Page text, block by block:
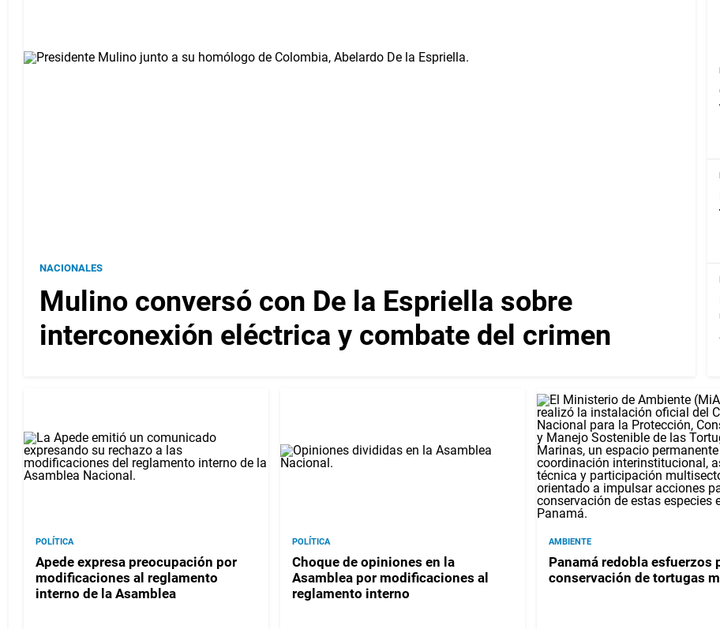
NACIONALES
Mulino conversó con De la Espriella sobre
interconexión eléctrica y combate del crimen
POLÍTICA
Apede expresa preocupación por
modificaciones al reglamento
interno de la Asamblea
POLÍTICA
Choque de opiniones en la
Asamblea por modificaciones al
reglamento interno
AMBIENTE
Panamá redobla esfuerzos
conservación de tortugas